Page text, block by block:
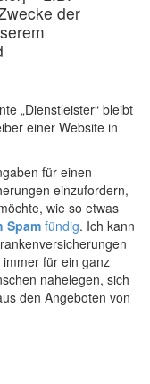
der
„Dienstleister“ bleibt
einer Website in
für einen
einzufordern,
wie so etwas
Spam fündig. Ich kann
für ein ganz
nahelegen, sich
den Angeboten von